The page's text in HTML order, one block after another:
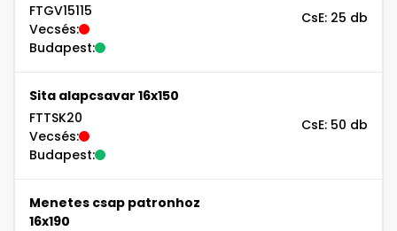
FTGV15115
Vecsés:
Budapest:
CsE: 25 db
Sita alapcsavar 16x150
FTTSK20
Vecsés:
Budapest:
CsE: 50 db
Menetes csap patronhoz
16x190